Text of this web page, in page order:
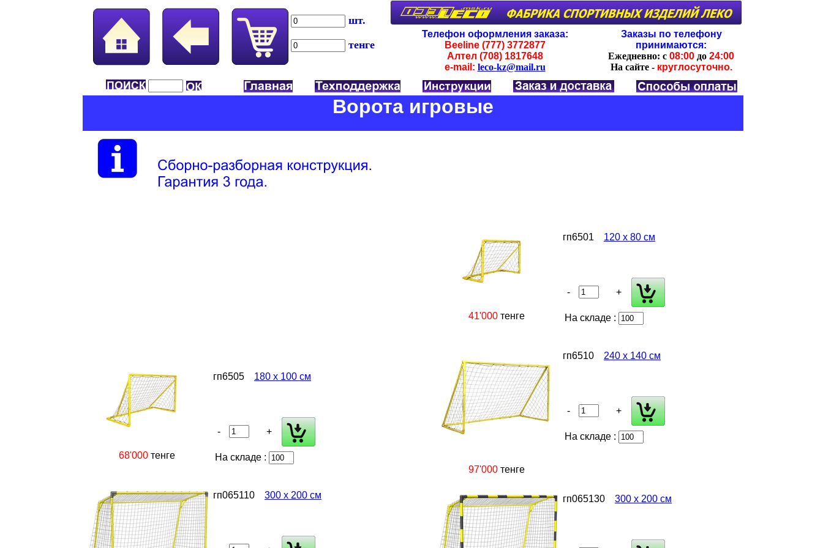
шт.
тенге
Телефон оформления заказа:
Beeline (777)3772877
Алтел (708)1817648
e-mail: leco-kz@mail.ru
Заказы по телефону
принимаются:
Ежедневно: с 08:00 до 24:00
На сайте - круглосуточно.
Ворота игровые
41'000 тенге
гп6501 120 х 80 см
- +
На складе :
68'000 тенге
гп6505 180 х 100 см
- +
На складе :
97'000 тенге
гп6510 240 х 140 см
- +
На складе :
гп065110 300 х 200 см гп065130 300 х 200 см